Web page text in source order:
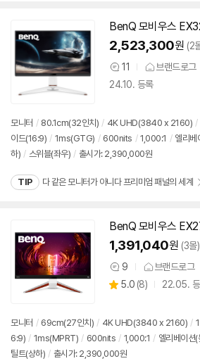
BenQ 모비우스
2,523,300원 (2
상
품
11
브랜드로그
24.10. 등록
모니터 / 80.1cm(32인치) / 4K UHD(3840 x 2160) /
이드(16:9) / 1ms(GTG) / 600nits / 1,000:1 / 엘리베
하) / 스위블(좌우) / 출시가: 2,390,000원
TIP 다 같은 모니터가 아니다 프리미엄 패널의 세계
BenQ 모비우스
1,391,040원 (3몰)
상
품
9 브랜드로그
별
5.0 (상
8) 22.05.
모니터 / 69cm(27인치) / 4K UHD(3840 x 2160) /
6:9) / 1ms(MPRT) / 600nits / 1,000:1 / 엘리베이션(
틸트(상하) / 출시가: 2,390,000원